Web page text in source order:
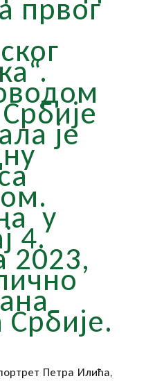
првог
је
у
4.
2023,
Петра Илића,